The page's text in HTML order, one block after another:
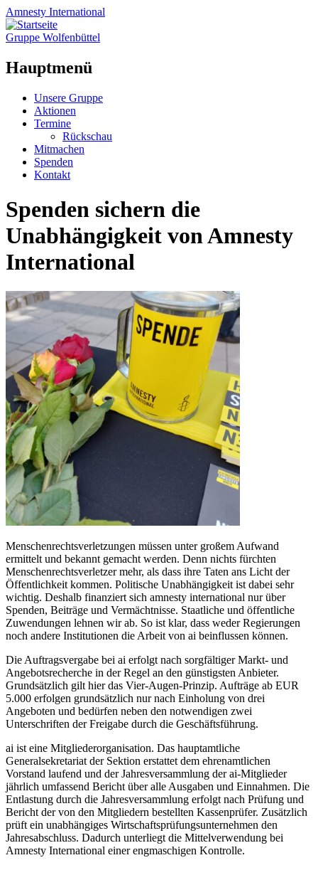
Amnesty International
Gruppe Wolfenbüttel
Hauptmenü
Zum
Inhalt
springen
Unsere Gruppe
Aktionen
Termine
Rückschau
Mitmachen
Spenden
Kontakt
Spenden sichern die
Unabhängigkeit von Amnesty
International
Menschenrechtsverletzungen müssen unter großem Aufwand
ermittelt und bekannt gemacht werden. Denn nichts fürchten
Menschenrechtsverletzer mehr, als dass ihre Taten ans Licht der
Öffentlichkeit kommen. Politische Unabhängigkeit ist dabei sehr
wichtig. Deshalb finanziert sich amnesty international nur über
Spenden, Beiträge und Vermächtnisse. Staatliche und öffentliche
Zuwendungen lehnen wir ab. So ist klar, dass weder Regierungen
noch andere Institutionen die Arbeit von ai beinflussen können.
Die Auftragsvergabe bei ai erfolgt nach sorgfältiger Markt- und
Angebotsrecherche in der Regel an den günstigsten Anbieter.
Grundsätzlich gilt hier das Vier-Augen-Prinzip. Aufträge ab EUR
5.000 erfolgen grundsätzlich nur nach Einholung von drei
Angeboten und bedürfen neben den notwendigen zwei
Unterschriften der Freigabe durch die Geschäftsführung.
ai ist eine Mitgliederorganisation. Das hauptamtliche
Generalsekretariat der Sektion erstattet dem ehrenamtlichen
Vorstand laufend und der Jahresversammlung der ai-Mitglieder
jährlich umfassend Bericht über alle Ausgaben und Einnahmen. Die
Entlastung durch die Jahresversammlung erfolgt nach Prüfung und
Bericht der von den Mitgliedern bestellten Kassenprüfer. Zusätzlich
prüft ein unabhängiges Wirtschaftsprüfungsunternehmen den
Jahresabschluss. Dadurch unterliegt die Mittelverwendung bei
Amnesty International einer engmaschigen Kontrolle.